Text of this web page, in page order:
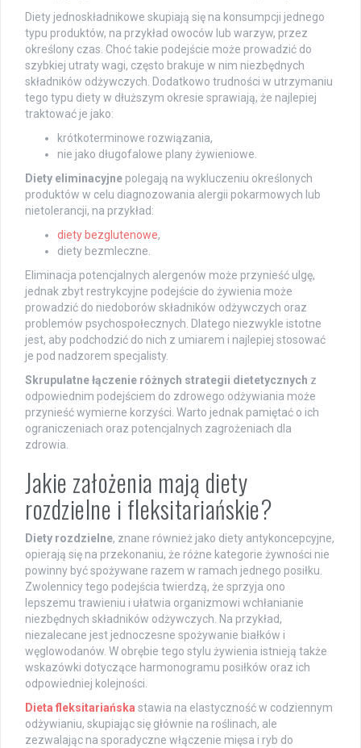
Diety jednoskładnikowe skupiają się na konsumpcji jednego
typu produktów, na przykład owoców lub warzyw, przez
określony czas. Choć takie podejście może prowadzić do
szybkiej utraty wagi, często brakuje w nim niezbędnych
składników odżywczych. Dodatkowo trudności w utrzymaniu
tego typu diety w dłuższym okresie sprawiają, że najlepiej
traktować je jako:
krótkoterminowe rozwiązania,
nie jako długofalowe plany żywieniowe.
Diety eliminacyjne polegają na wykluczeniu określonych
produktów w celu diagnozowania alergii pokarmowych lub
nietolerancji, na przykład:
diety bezglutenowe,
diety bezmleczne.
Eliminacja potencjalnych alergenów może przynieść ulgę,
jednak zbyt restrykcyjne podejście do żywienia może
prowadzić do niedoborów składników odżywczych oraz
problemów psychospołecznych. Dlatego niezwykle istotne
jest, aby podchodzić do nich z umiarem i najlepiej stosować
je pod nadzorem specjalisty.
Skrupulatne łączenie różnych strategii dietetycznych z
odpowiednim podejściem do zdrowego odżywiania może
przynieść wymierne korzyści. Warto jednak pamiętać o ich
ograniczeniach oraz potencjalnych zagrożeniach dla
zdrowia.
Jakie założenia mają diety
rozdzielne i fleksitariańskie?
Diety rozdzielne, znane również jako diety antykoncepcyjne,
opierają się na przekonaniu, że różne kategorie żywności nie
powinny być spożywane razem w ramach jednego posiłku.
Zwolennicy tego podejścia twierdzą, że sprzyja ono
lepszemu trawieniu i ułatwia organizmowi wchłanianie
niezbędnych składników odżywczych. Na przykład,
niezalecane jest jednoczesne spożywanie białków i
węglowodanów. W obrębie tego stylu żywienia istnieją także
wskazówki dotyczące harmonogramu posiłków oraz ich
odpowiedniej kolejności.
Dieta fleksitariańska stawia na elastyczność w codziennym
odżywianiu, skupiając się głównie na roślinach, ale
zezwalając na sporadyczne włączenie mięsa i ryb do